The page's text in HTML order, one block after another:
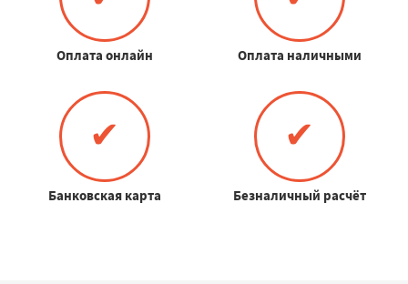
Оплата онлайн Оплата наличными
✔
Банковская карта
✔
Безналичный расчёт